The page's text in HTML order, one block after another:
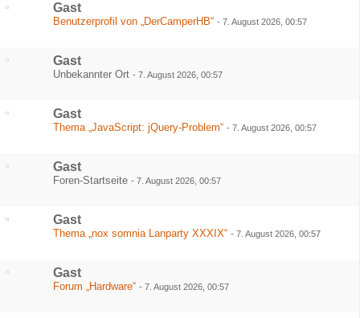
Gast
Benutzerprofil von „DerCamperHB“ - 7. August 2026, 00:57
Gast
Unbekannter Ort - 7. August 2026, 00:57
Gast
Thema „JavaScript: jQuery-Problem“ - 7. August 2026, 00:57
Gast
Foren-Startseite - 7. August 2026, 00:57
Gast
Thema „nox somnia Lanparty XXXIX“ - 7. August 2026, 00:57
Gast
Forum „Hardware“ - 7. August 2026, 00:57